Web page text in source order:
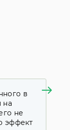
в
на
не
эффект